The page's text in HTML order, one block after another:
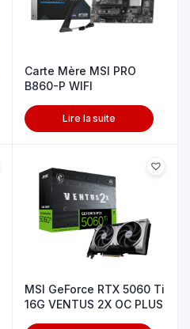
Carte Mère MSI PRO
B860-P WIFI
Lire la suite
MSI GeForce RTX 5060 Ti
16G VENTUS 2X OC PLUS